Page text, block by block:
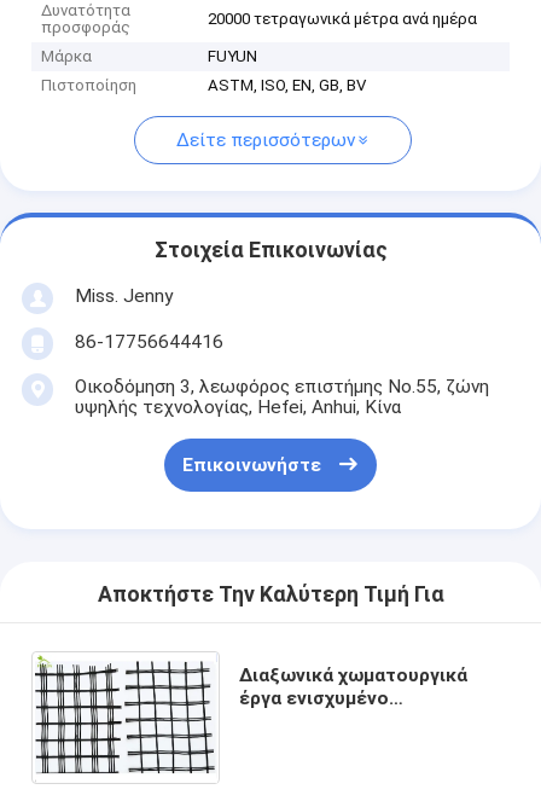
Δυνατότητα
προσφοράς
20000 τετραγωνικά μέτρα ανά ημέρα
Μάρκα
FUYUN
Πιστοποίηση
ASTM, ISO, EN, GB, BV
Δείτε περισσότερων
Στοιχεία Επικοινωνίας
Miss. Jenny
86-17756644416
Οικοδόμηση 3, λεωφόρος επιστήμης No.55, ζώνη
υψηλής τεχνολογίας, Hefei, Anhui, Κίνα
Επικοινωνήστε
Αποκτήστε Την Καλύτερη Τιμή Για
Διαξωνικά χωματουργικά
έργα ενισχυμένο